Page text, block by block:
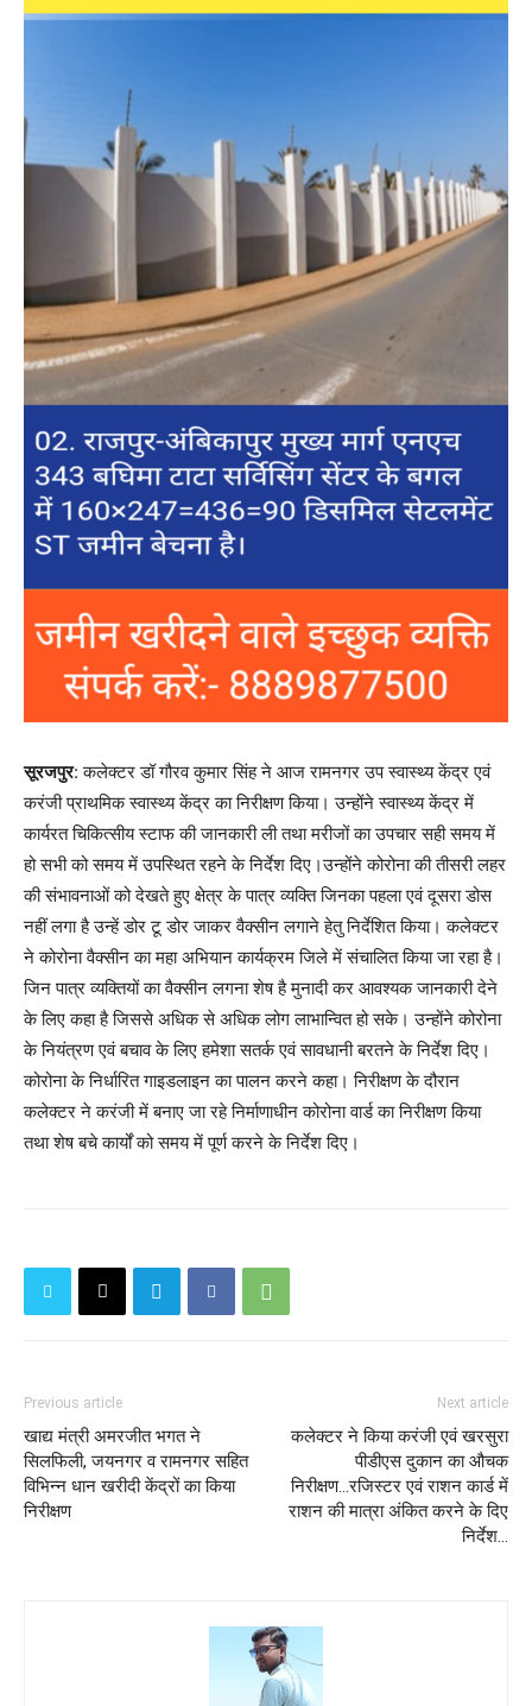
सूरजपुर: कलेक्टर डॉ गौरव कुमार सिंह ने आज रामनगर उप स्वास्थ्य केंद्र एवं
करंजी प्राथमिक स्वास्थ्य केंद्र का निरीक्षण किया। उन्होंने स्वास्थ्य केंद्र में
कार्यरत चिकित्सीय स्टाफ की जानकारी ली तथा मरीजों का उपचार सही समय में
हो सभी को समय में उपस्थित रहने के निर्देश दिए।उन्होंने कोरोना की तीसरी लहर
की संभावनाओं को देखते हुए क्षेत्र के पात्र व्यक्ति जिनका पहला एवं दूसरा डोस
नहीं लगा है उन्हें डोर टू डोर जाकर वैक्सीन लगाने हेतु निर्देशित किया। कलेक्टर
ने कोरोना वैक्सीन का महा अभियान कार्यक्रम जिले में संचालित किया जा रहा है।
जिन पात्र व्यक्तियों का वैक्सीन लगना शेष है मुनादी कर आवश्यक जानकारी देने
के लिए कहा है जिससे अधिक से अधिक लोग लाभान्वित हो सके। उन्होंने कोरोना
के नियंत्रण एवं बचाव के लिए हमेशा सतर्क एवं सावधानी बरतने के निर्देश दिए।
कोरोना के निर्धारित गाइडलाइन का पालन करने कहा। निरीक्षण के दौरान
कलेक्टर ने करंजी में बनाए जा रहे निर्माणाधीन कोरोना वार्ड का निरीक्षण किया
तथा शेष बचे कार्यों को समय में पूर्ण करने के निर्देश दिए।
Previous article
खाद्य मंत्री अमरजीत भगत ने
सिलफिली, जयनगर व रामनगर सहित
विभिन्न धान खरीदी केंद्रों का किया
निरीक्षण
Next article
कलेक्टर ने किया करंजी एवं खरसुरा
पीडीएस दुकान का औचक
निरीक्षण...रजिस्टर एवं राशन कार्ड में
राशन की मात्रा अंकित करने के दिए
निर्देश...